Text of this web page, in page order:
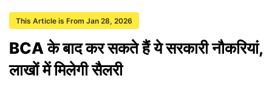
This Article is From Jan 28, 2026
BCA के बाद कर सकते हैं ये सरकारी नौकरियां,
लाखों में मिलेगी सैलरी